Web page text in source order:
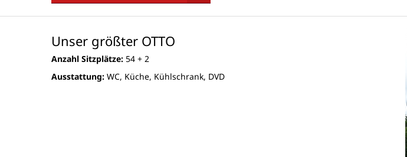
Unser größter OTTO
Anzahl Sitzplätze: 54 + 2
Ausstattung: WC, Küche, Kühlschrank, DVD